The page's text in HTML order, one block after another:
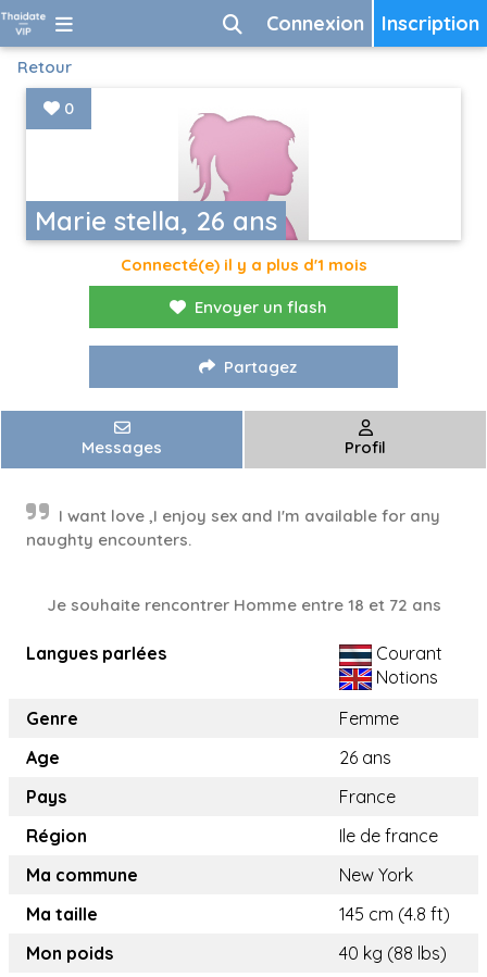
Inscription
Connexion
Retour
Marie stella, 26 ans
0
Connecté(e) il y a plus d'1 mois
Envoyer un flash
Partagez
Messages Profil
I want love ,I enjoy sex and I'm available for any
naughty encounters.
Je souhaite rencontrer Homme entre 18 et 72 ans
Langues parlées
Courant
Notions
Genre
Femme
Age
26 ans
Pays
France
Région
Ile de france
Ma commune
New York
Ma taille
145 cm (4.8 ft)
Mon poids
40 kg (88 lbs)